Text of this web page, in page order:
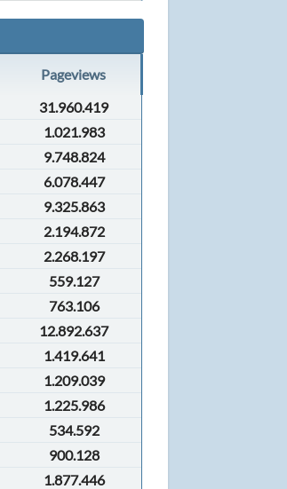
Pageviews
31.960.419
1.021.983
9.748.824
6.078.447
9.325.863
2.194.872
2.268.197
559.127
763.106
12.892.637
1.419.641
1.209.039
1.225.986
534.592
900.128
1.877.446